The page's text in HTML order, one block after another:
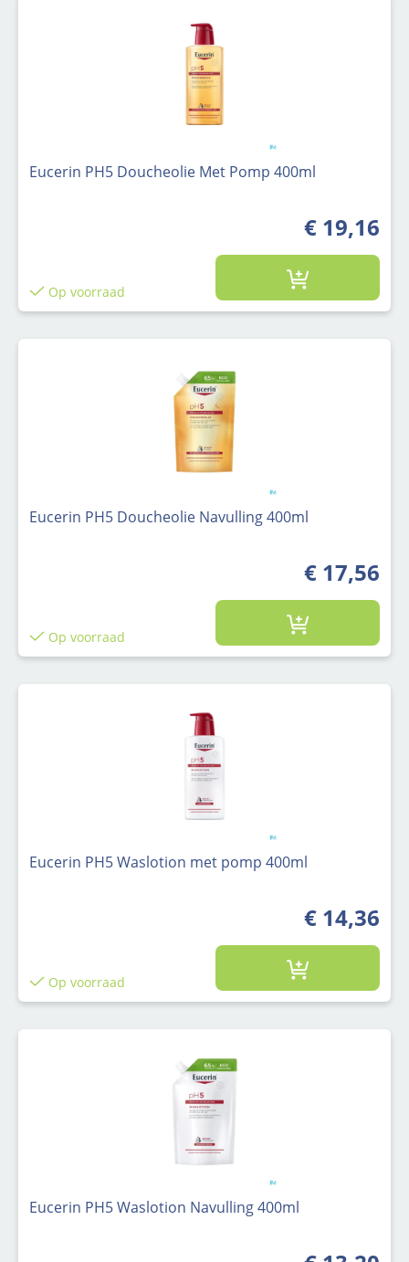
Eucerin PH5 Doucheolie Met Pomp 400ml
€ 19,16
Op voorraad
Eucerin PH5 Doucheolie Navulling 400ml
€ 17,56
Op voorraad
Eucerin PH5 Waslotion met pomp 400ml
€ 14,36
Op voorraad
Eucerin PH5 Waslotion Navulling 400ml